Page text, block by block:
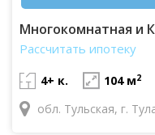
Многокомнатная и
Рассчитать ипотеку
4+ к. 104 м2
обл. Тульская, г.